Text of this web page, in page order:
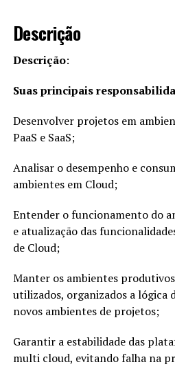
Descrição
Descrição:
Suas principais
Desenvolver projetos em
PaaS e SaaS;
Analisar o desempenho e
ambientes em Cloud;
Entender o funcionamento do
e atualização das
de Cloud;
Manter os ambientes
utilizados, organizados a lógica
novos ambientes de projetos;
Garantir a estabilidade das
multi cloud, evitando falha na